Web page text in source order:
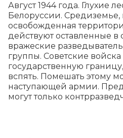
Август 1944 года. Глухие
Белоруссии. Средиземье,
освобожденная
действуют оставленные в
вражеские
группы. Советские
государственную
вспять. Помешать этому
наступающей армии.
могут только